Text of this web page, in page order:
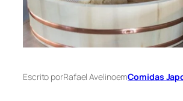
Escrito porRafael AvelinoemComidas